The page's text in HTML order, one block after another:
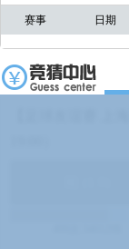
赛事 日期